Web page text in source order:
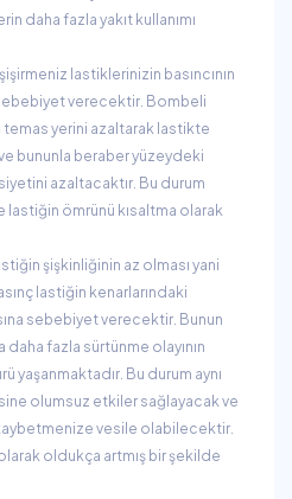
daha fazla yakıt kullanımı
lastiklerinizin basıncının
verecektir. Bombeli
yerini azaltarak lastikte
bununla beraber yüzeydeki
azaltacaktır. Bu durum
lastiğin ömrünü kısaltma olarak
şişkinliğinin az olması yani
lastiğin kenarlarındaki
sebebiyet verecektir. Bunun
fazla sürtünme olayının
yaşanmaktadır. Bu durum aynı
olumsuz etkiler sağlayacak ve
vesile olabilecektir.
oldukça artmış bir şekilde